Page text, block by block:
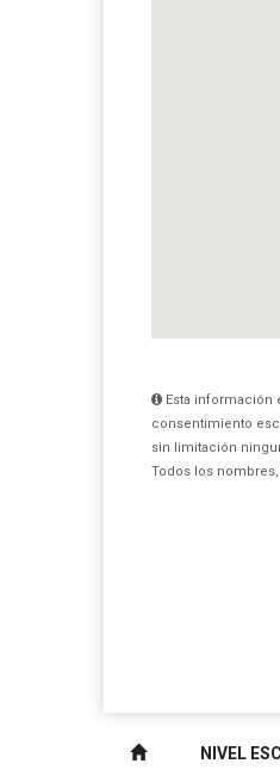
Esta información
consentimiento
sin limitación
Todos los
NIVEL